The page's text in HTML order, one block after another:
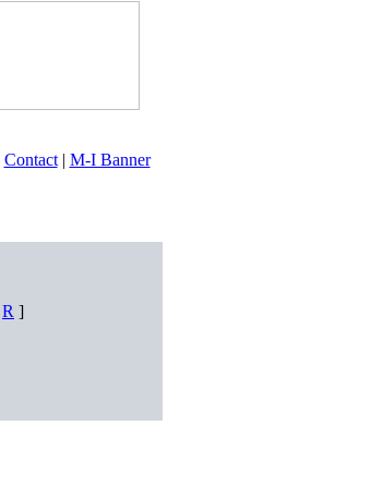
Contact| M-I Banner
R ]